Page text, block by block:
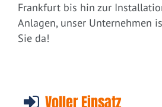
Frankfurt bis hin zur
Anlagen, unser Unternehmen
Sie da!
Voller Einsatz